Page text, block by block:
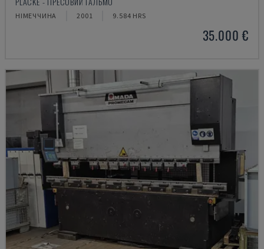
НІМЕЧЧИНА 2001 9.584 HRS
35.000 €